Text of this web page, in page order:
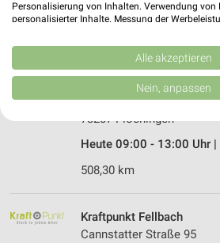
Heute 09:00 - 13:00 Uhr |
Kraftpunkt Plochingen
Urbanstraße 10
73207 Plochingen
Heute 09:00 - 13:00 Uhr |
508,30 km
Kraftpunkt Fellbach
Cannstatter Straße 95
Personalisierung von Inhalten. Verwendung von
personalisierter Inhalte. Messung der
Kombinationen von Daten aus verschiedenen
Verbesserung der Angebote. Verwendung
von Inhalten.
Daten können außerhalb der Europäischen
USA gesendet werden.
Website/App.
Partnerliste anzeigen (1 IAB-Anbieter)
Wir nutzen Ihre Daten für folgende Zwecke:
Speichern von oder Zugriff auf
auf einem Endgerät
Alle akzeptieren
Nein, anpassen